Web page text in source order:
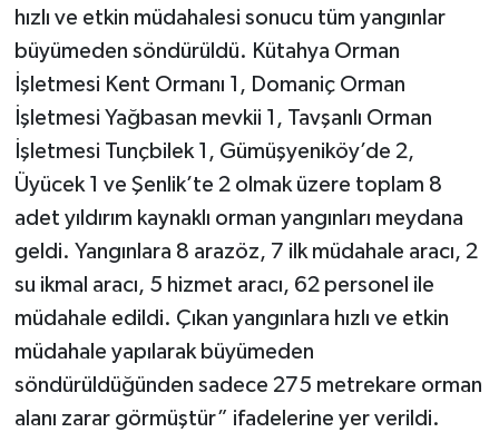
hızlı ve etkin müdahalesi sonucu tüm yangınlar
büyümeden söndürüldü. Kütahya Orman
İşletmesi Kent Ormanı 1, Domaniç Orman
İşletmesi Yağbasan mevkii 1, Tavşanlı Orman
İşletmesi Tunçbilek 1, Gümüşyeniköy’de 2,
Üyücek 1 ve Şenlik’te 2 olmak üzere toplam 8
adet yıldırım kaynaklı orman yangınları meydana
geldi. Yangınlara 8 arazöz, 7 ilk müdahale aracı, 2
su ikmal aracı, 5 hizmet aracı, 62 personel ile
müdahale edildi. Çıkan yangınlara hızlı ve etkin
müdahale yapılarak büyümeden
söndürüldüğünden sadece 275 metrekare orman
alanı zarar görmüştür” ifadelerine yer verildi.